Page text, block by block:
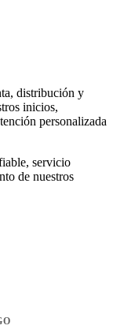
distribución y
inicios,
personalizada
servicio
de nuestros